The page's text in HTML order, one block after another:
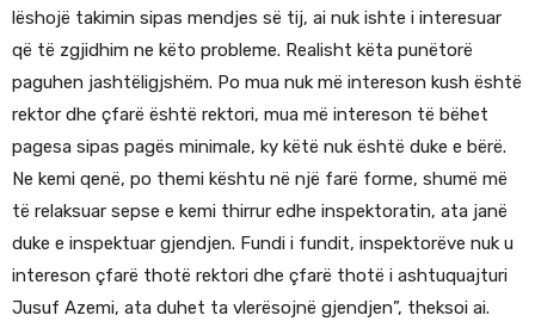
lëshojë takimin sipas mendjes së tij, ai nuk ishte i interesuar
që të zgjidhim ne këto probleme. Realisht këta punëtorë
paguhen jashtëligjshëm. Po mua nuk më intereson kush është
rektor dhe çfarë është rektori, mua më intereson të bëhet
pagesa sipas pagës minimale, ky këtë nuk është duke e bërë.
Ne kemi qenë, po themi kështu në një farë forme, shumë më
të relaksuar sepse e kemi thirrur edhe inspektoratin, ata janë
duke e inspektuar gjendjen. Fundi i fundit, inspektorëve nuk u
intereson çfarë thotë rektori dhe çfarë thotë i ashtuquajturi
Jusuf Azemi, ata duhet ta vlerësojnë gjendjen”, theksoi ai.